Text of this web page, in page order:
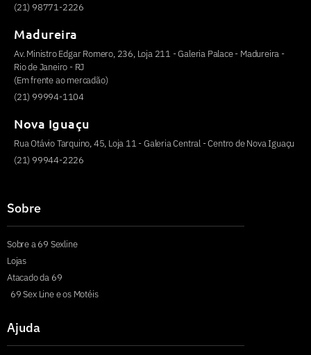
(21) 98771-2226
Madureira
Av. Ministro Edgar Romero, 236, Loja 211 - Galeria Palace - Madureira -
Rio de Janeiro - RJ
(Em frente ao mercadão)
(21) 99994-1104
Nova Iguaçu
Rua Otávio Tarquino, 45, Loja 11 - Galeria Central - Centro de Nova Iguaçu
(21) 99944-2226
Sobre
Sobre a 69 Sexline
Lojas
Atacado da 69
69 Sex Line e os Motéis
Ajuda